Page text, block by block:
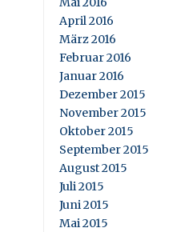
April 2016
März 2016
Februar 2016
Januar 2016
Dezember 2015
November 2015
Oktober 2015
September 2015
August 2015
Juli 2015
Juni 2015
Mai 2015